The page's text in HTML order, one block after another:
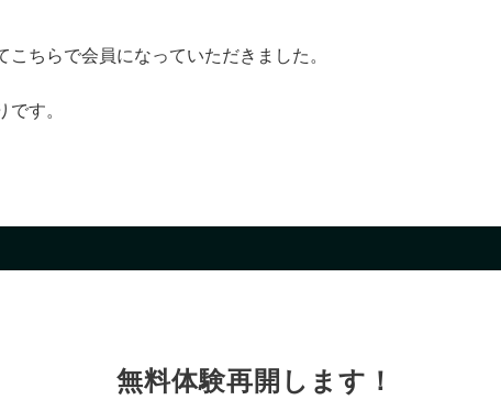
ちらで会員になっていただきました。
す。
無料体験再開します！